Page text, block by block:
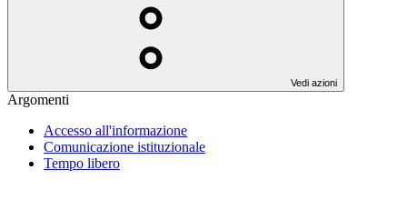
Vedi azioni
Argomenti
Accesso all'informazione
Comunicazione istituzionale
Tempo libero